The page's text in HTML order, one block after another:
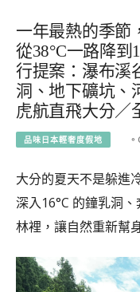
一年最熱的季節
從38°C一路降到
行提案：瀑布溪
洞、地下礦坑、
虎航直飛大分／
品味日本輕奢度假地
大分的夏天不是躲進
深入16°C 的鐘乳洞
林裡，讓自然重新幫